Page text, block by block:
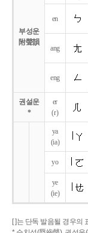
부성운
附聲韻
en
ang
eng
권설운
*
er
(r)
ya
(ia)
yo
ye
(ie)
[ ]는 단독 발음될 경우의